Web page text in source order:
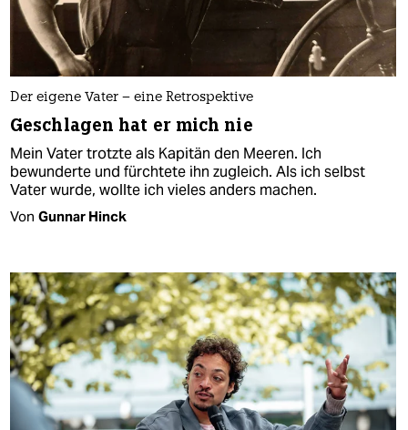
Der eigene Vater – eine Retrospektive
Geschlagen hat er mich nie
Mein Vater trotzte als Kapitän den Meeren. Ich
bewunderte und fürchtete ihn zugleich. Als ich selbst
Vater wurde, wollte ich vieles anders machen.
Von Gunnar Hinck